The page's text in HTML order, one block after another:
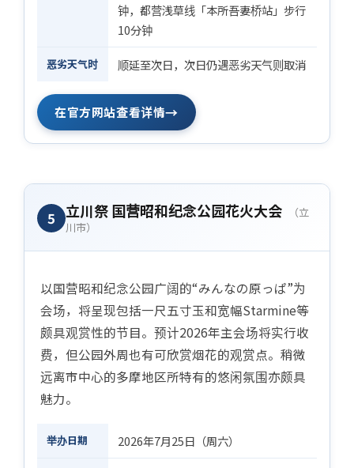
钟，都营浅草线「本所吾妻桥站」步行
10分钟
恶劣天气时 顺延至次日，次日仍遇恶劣天气则取消
在官方网站查看详情→
5 立川祭 国营昭和纪念公园花火大会
（立
川市）
以国营昭和纪念公园广阔的“みんなの原っぱ”为
会场，将呈现包括一尺五寸玉和宽幅Starmine等
颇具观赏性的节目。预计2026年主会场将实行收
费，但公园外周也有可欣赏烟花的观赏点。稍微
远离市中心的多摩地区所特有的悠闲氛围亦颇具
魅力。
举办日期 2026年7月25日（周六）